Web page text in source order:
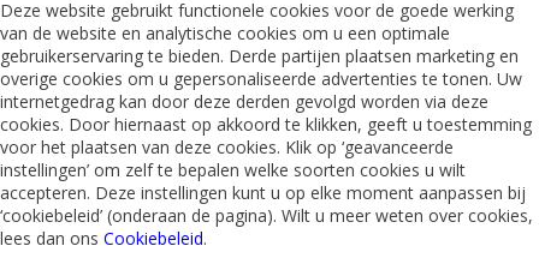
Deze website gebruikt functionele cookies voor de goede werking
van de website en analytische cookies om u een optimale
gebruikerservaring te bieden. Derde partijen plaatsen marketing en
overige cookies om u gepersonaliseerde advertenties te tonen. Uw
internetgedrag kan door deze derden gevolgd worden via deze
cookies. Door hiernaast op akkoord te klikken, geeft u toestemming
voor het plaatsen van deze cookies. Klik op ‘geavanceerde
instellingen’ om zelf te bepalen welke soorten cookies u wilt
accepteren. Deze instellingen kunt u op elke moment aanpassen bij
‘cookiebeleid’ (onderaan de pagina). Wilt u meer weten over cookies,
lees dan ons Cookiebeleid.